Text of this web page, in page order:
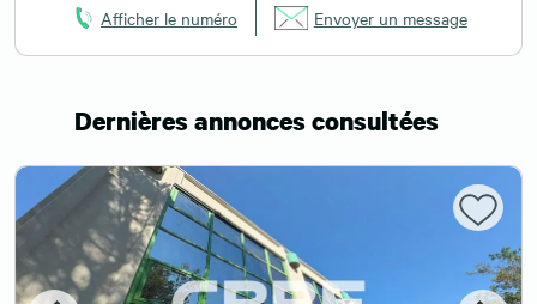
Afficher le numéro Envoyer un message
Dernières annonces consultées